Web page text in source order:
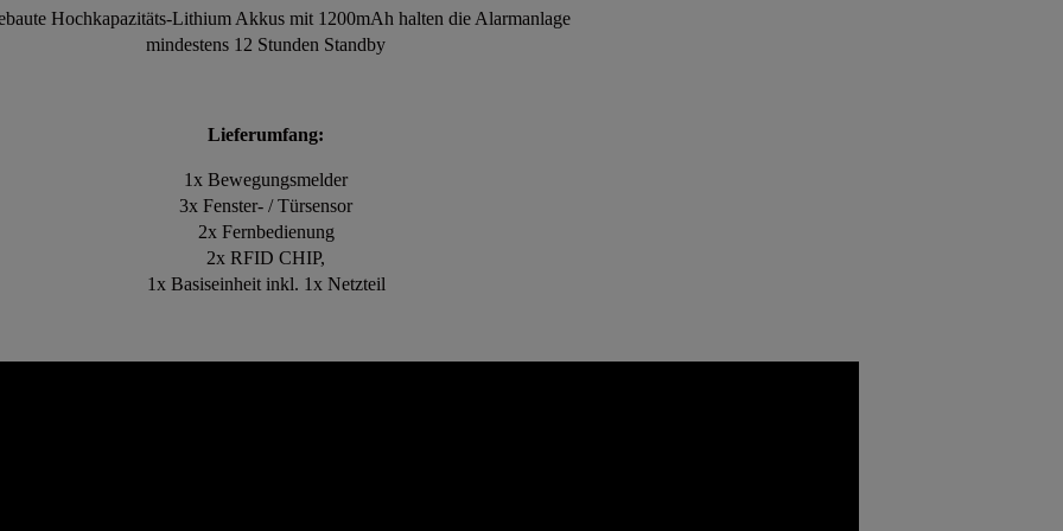
Hochkapazitäts-Lithium Akkus mit 1200mAh halten die Alarmanlage
mindestens 12 Stunden Standby
Lieferumfang:
1x Bewegungsmelder
3x Fenster- / Türsensor
2x Fernbedienung
2x RFID CHIP,
1x Basiseinheit inkl. 1x Netzteil